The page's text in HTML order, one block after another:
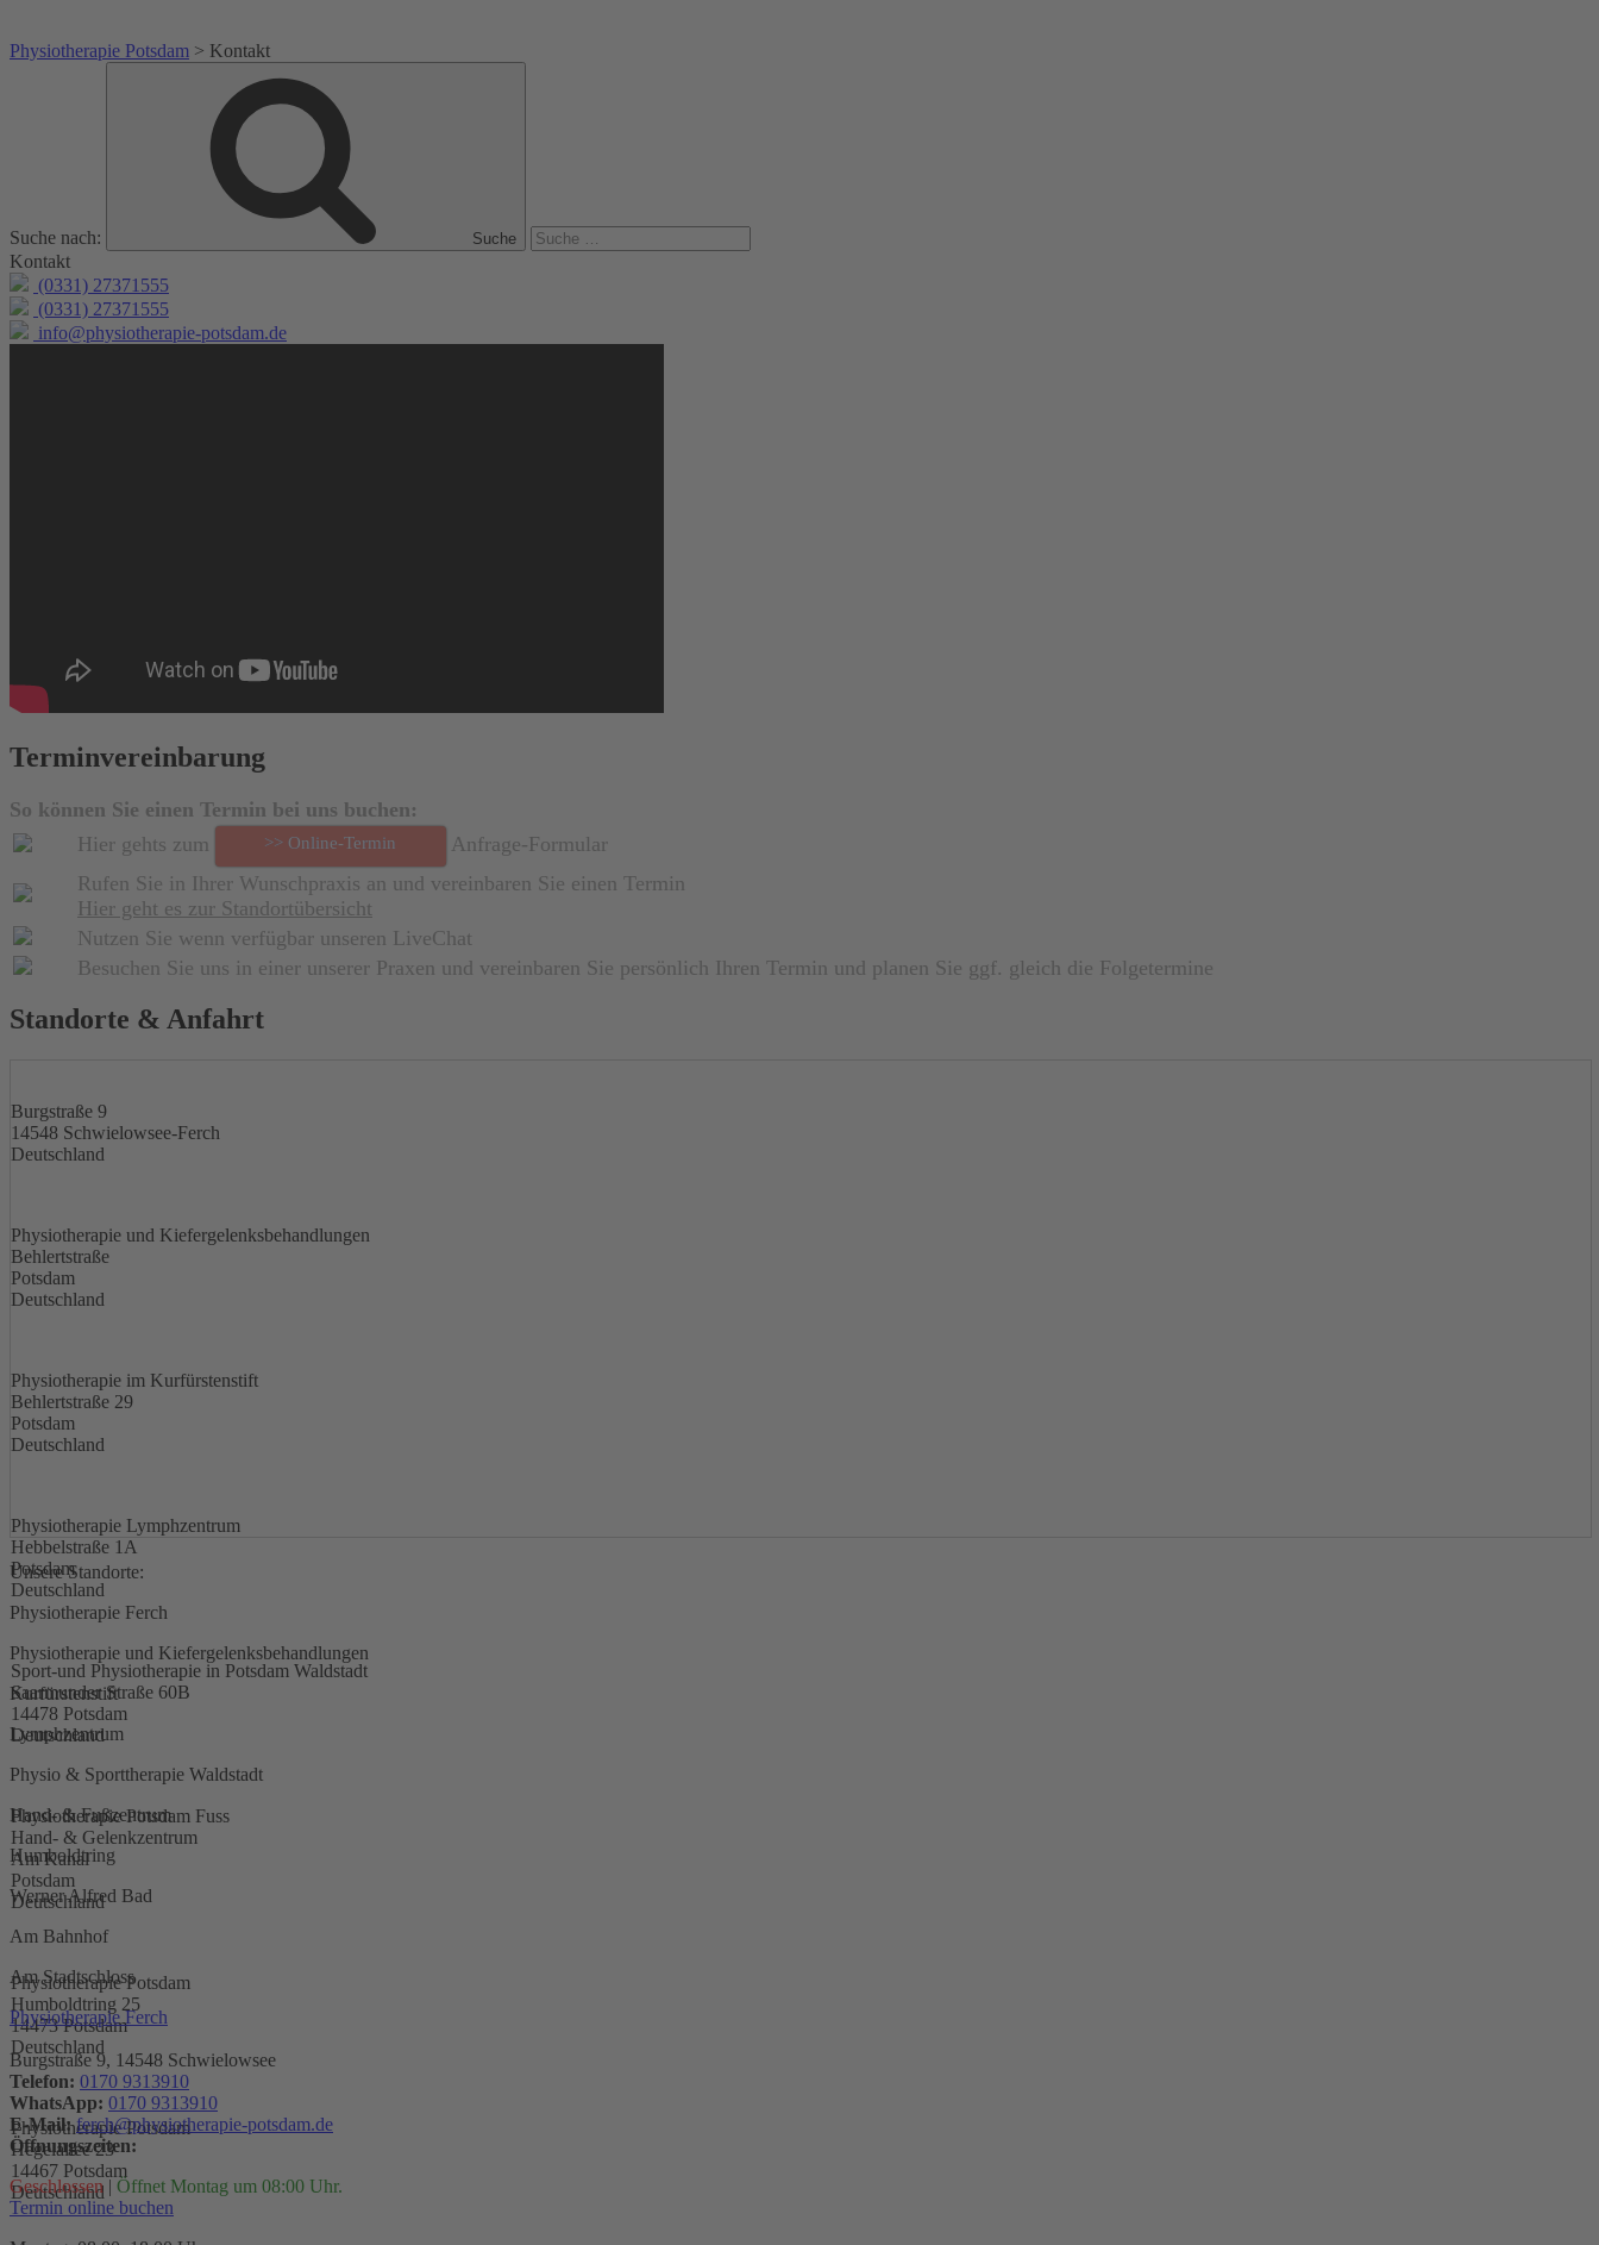
Physiotherapie Potsdam > Kontakt
Suche nach: Suche
Kontakt
(0331) 27371555
(0331) 27371555
info@physiotherapie-potsdam.de
Terminvereinbarung
So können Sie einen Termin bei uns buchen:
Hier gehts zum
>> Online-Termin
Anfrage-Formular
Rufen Sie in Ihrer Wunschpraxis an und vereinbaren Sie einen Termin
Hier geht es zur Standortübersicht
Nutzen Sie wenn verfügbar unseren LiveChat
Besuchen Sie uns in einer unserer Praxen und vereinbaren Sie persönlich Ihren Termin und planen Sie ggf. gleich die Folgetermine
Standorte & Anfahrt
Burgstraße 9
14548 Schwielowsee-Ferch
Deutschland
Physiotherapie und Kiefergelenksbehandlungen
Behlertstraße
Potsdam
Deutschland
Physiotherapie im Kurfürstenstift
Behlertstraße 29
Potsdam
Deutschland
Physiotherapie Lymphzentrum
Hebbelstraße 1A
Potsdam
Deutschland
Sport-und Physiotherapie in Potsdam Waldstadt
Saarmunder Straße 60B
14478 Potsdam
Deutschland
Physiotherapie Potsdam Fuss
Hand- & Gelenkzentrum
Am Kanal
Potsdam
Deutschland
Physiotherapie Potsdam
Humboldtring 25
14473 Potsdam
Deutschland
Physiotherapie Potsdam
Hegelallee 23
14467 Potsdam
Deutschland
Unsere Standorte:
Physiotherapie Ferch
Physiotherapie und Kiefergelenksbehandlungen
Kurfürstenstift
Lymphzentrum
Physio & Sporttherapie Waldstadt
Hand- & Fußzentrum
Humboldtring
Werner Alfred Bad
Am Bahnhof
Am Stadtschloss
Physiotherapie Ferch
Burgstraße 9, 14548 Schwielowsee
Telefon: 0170 9313910
WhatsApp: 0170 9313910
E-Mail: ferch@physiotherapie-potsdam.de
Öffnungszeiten:
Geschlossen | Öffnet Montag um 08:00 Uhr.
Termin online buchen